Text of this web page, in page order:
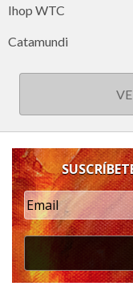
Ihop WTC
Catamundi